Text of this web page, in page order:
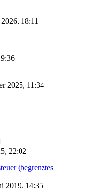
18:11
2025, 11:34
22:02
(begrenztes
2019, 14:35